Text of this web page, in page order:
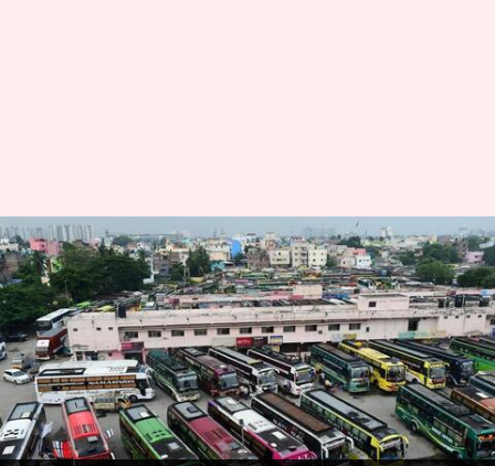
தனியார் பேருந்துகளை
வாடகைக்கு
எடுக்கவிருக்கும் அரசு
போக்குவரத்துக் கழகம்;
என்ன காரணம்?
எழுதியவர் Venkatalakshmi V Sep 18, 2024 04:11 pm